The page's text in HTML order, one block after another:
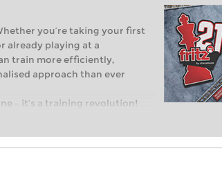
you’re taking your first
already playing at a
train more efficiently,
approach than ever
– it’s a training revolution!
into the world of club chess,
a more personalised